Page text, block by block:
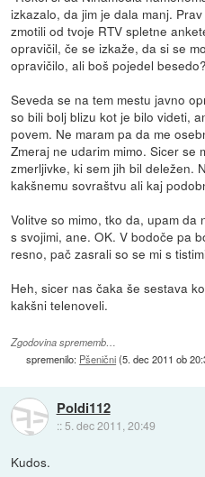
izkazalo, da jim je dala manj.
zmotili od tvoje RTV spletne
opravičil, če se izkaže, da si se
opravičilo, ali boš pojedel besedo?
Seveda se na tem mestu javno
so bili bolj blizu kot je bilo videti,
povem. Ne maram pa da me
Zmeraj ne udarim mimo. Sicer se
zmerljivke, ki sem jih bil deležen.
kakšnemu sovraštvu ali kaj
Volitve so mimo, tko da, upam
s svojimi, ane. OK. V bodoče pa
resno, pač zasrali so se mi s
Heh, sicer nas čaka še sestava
kakšni telenoveli.
Zgodovina sprememb…
spremenilo: Pšenični(5. dec 2011 ob
Poldi112
:: 5. dec 2011, 20:49
Kudos.